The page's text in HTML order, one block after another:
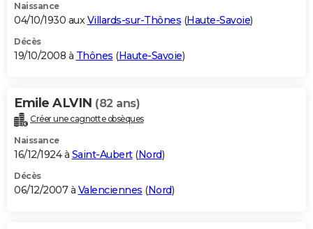
Naissance
04/10/1930 auxVillards-sur-Thônes (Haute-Savoie)
Décès
19/10/2008 à Thônes (Haute-Savoie)
Emile ALVIN (82 ans)
Créer une cagnotte obsèques
Naissance
16/12/1924 à Saint-Aubert(Nord)
Décès
06/12/2007 à Valenciennes (Nord)